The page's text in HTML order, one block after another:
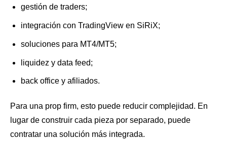
gestión de traders;
integración con TradingView en SiRiX;
soluciones para MT4/MT5;
liquidez y data feed;
back office y afiliados.
Para una prop firm, esto puede reducir complejidad. En
lugar de construir cada pieza por separado, puede
contratar una solución más integrada.